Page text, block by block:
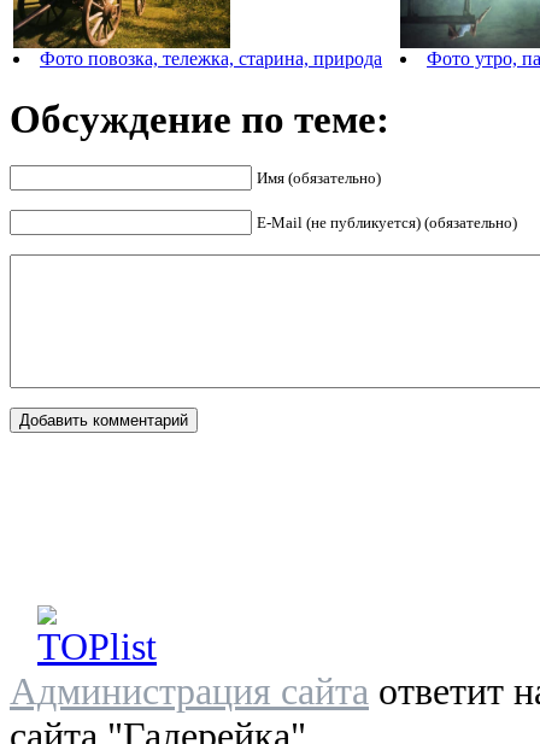
Фото повозка, тележка, старина, природа Фото утро,
Обсуждение по теме:
Имя (обязательно)
E-Mail (не публикуется) (обязательно)
Администрация сайта ответит